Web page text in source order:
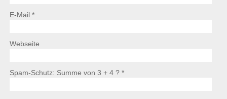
E-Mail *
Webseite
Spam-Schutz: Summe von 3 + 4 ? *